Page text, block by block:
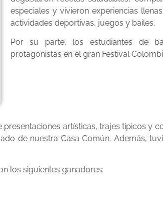
especiales y vivieron experiencias
actividades deportivas, juegos y bailes.
Por su parte, los estudiantes de
protagonistas en el gran Festival
artísticas, trajes típicos y
de nuestra Casa Común. Además,
los siguientes ganadores: